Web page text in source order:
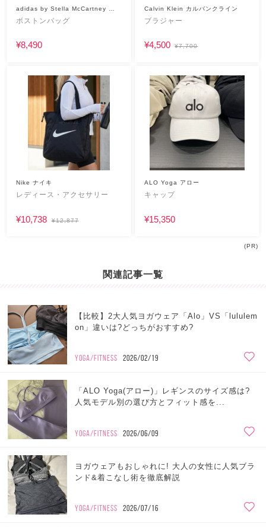
adidas by Stella McCartney ア
ディダスバイステラマッカートニー
ボストンバッグ
¥8,490
Calvin Klein カルバンクライン
ブラジャー
¥4,500 ¥7,700
Nike ナイキ
レディース・アクセサリー
¥10,738 ¥12,877
ALO Yoga アロー
キャップ
¥15,350
(PR)
関連記事一覧
【比較】2大人気ヨガウェア「Alo」VS「lululem
on」違いは?どっちがおすすめ?
YOGA/FITNESS 2026/02/19
「ALO Yoga(アロー)」レギンスのサイズ感は?
人気モデル別の選び方とフィット感を...
YOGA/FITNESS 2026/06/09
ヨガウェアもおしゃれに! 大人の女性に人気ブラ
ンド&着こなし術を徹底解説
YOGA/FITNESS 2026/07/16